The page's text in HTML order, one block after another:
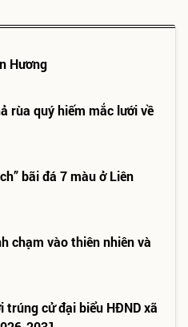
Hương
rùa quý hiếm mắc lưới về
bãi đá 7 màu ở Liên
chạm vào thiên nhiên và
trúng cử đại biểu HĐND xã